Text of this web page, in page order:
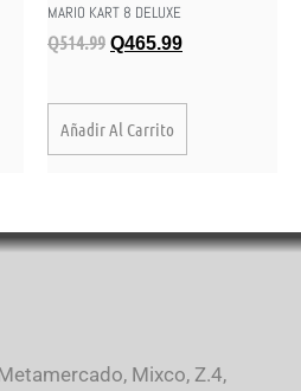
MARIO KART 8 DELUXE
Q514.99 Q465.99
Añadir Al Carrito
Mixco, Z.4,